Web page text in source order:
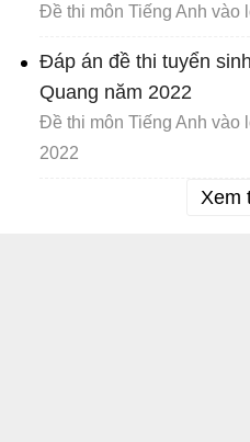
Đề thi môn Tiếng Anh vào
Đáp án đề thi tuyển
Quang năm 2022
Đề thi môn Tiếng Anh vào
2022
Xem